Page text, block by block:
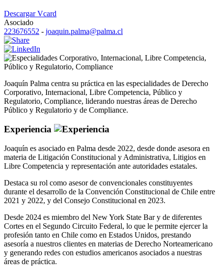
Descargar Vcard
Asociado
223676552 - joaquin.palma@palma.cl
Corporativo, Internacional, Libre Competencia,
Público y Regulatorio, Compliance
Joaquín Palma centra su práctica en las especialidades de Derecho
Corporativo, Internacional, Libre Competencia, Público y
Regulatorio, Compliance, liderando nuestras áreas de Derecho
Público y Regulatorio y de Compliance.
Experiencia
Joaquín es asociado en Palma desde 2022, desde donde asesora en
materia de Litigación Constitucional y Administrativa, Litigios en
Libre Competencia y representación ante autoridades estatales.
Destaca su rol como asesor de convencionales constituyentes
durante el desarrollo de la Convención Constitucional de Chile entre
2021 y 2022, y del Consejo Constitucional en 2023.
Desde 2024 es miembro del New York State Bar y de diferentes
Cortes en el Segundo Circuito Federal, lo que le permite ejercer la
profesión tanto en Chile como en Estados Unidos, prestando
asesoría a nuestros clientes en materias de Derecho Norteamericano
y generando redes con estudios americanos asociados a nuestras
áreas de práctica.